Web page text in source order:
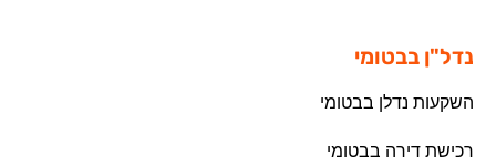
נדל"ן בבטומי
השקעות נדלן בבטומי
רכישת דירה בבטומי